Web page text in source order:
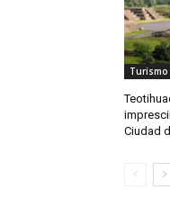
Turismo
Ciudad